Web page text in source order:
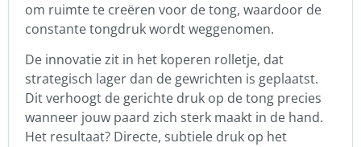
om ruimte te creëren voor de tong, waardoor de
constante tongdruk wordt weggenomen.
De innovatie zit in het koperen rolletje, dat
strategisch lager dan de gewrichten is geplaatst.
Dit verhoogt de gerichte druk op de tong precies
wanneer jouw paard zich sterk maakt in de hand.
Het resultaat? Directe, subtiele druk op het